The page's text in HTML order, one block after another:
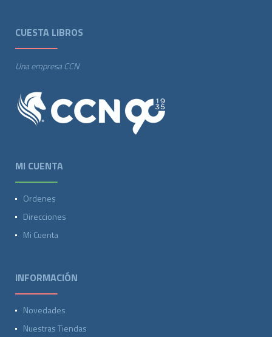
CUESTA LIBROS
Una empresa CCN
MI CUENTA
Ordenes
Direcciones
Mi Cuenta
INFORMACIÓN
Novedades
Nuestras Tiendas